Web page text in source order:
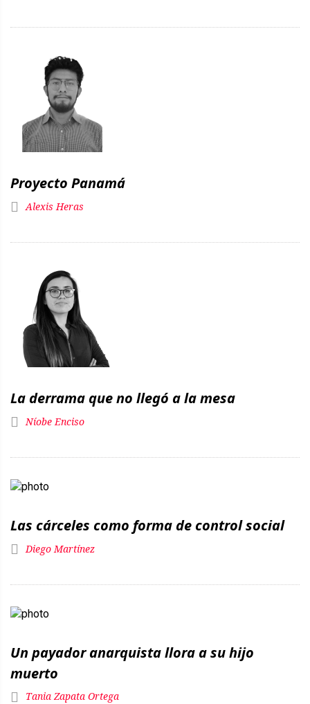
Proyecto Panamá
Alexis Heras
La derrama que no llegó a la mesa
Níobe Enciso
Las cárceles como forma de control social
Diego Martínez
Un payador anarquista llora a su hijo
muerto
Tania Zapata Ortega